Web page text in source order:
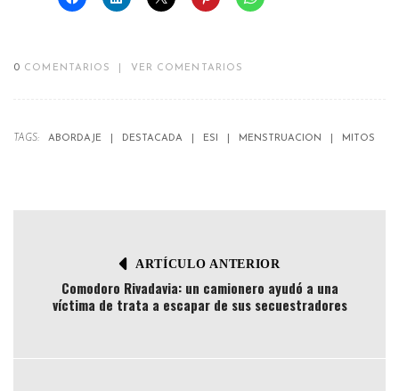
0 COMENTARIOS VER COMENTARIOS
TAGS: ABORDAJE DESTACADA ESI MENSTRUACION MITOS
ARTÍCULO ANTERIOR
Comodoro Rivadavia: un camionero ayudó a una
víctima de trata a escapar de sus secuestradores